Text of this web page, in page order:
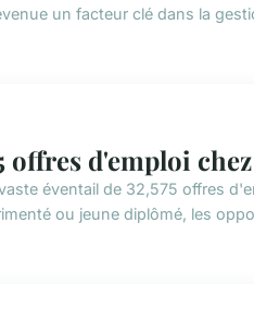
un facteur clé dans la
offres d'emploi
éventail de 32,575 offres
ou jeune diplômé, les